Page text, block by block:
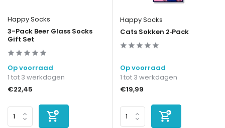
Happy Socks
3-Pack Beer Glass Socks
Gift Set
Op voorraad
1 tot 3 werkdagen
€22,45
Happy Socks
Cats Sokken 2‑Pack
Op voorraad
1 tot 3 werkdagen
€19,99